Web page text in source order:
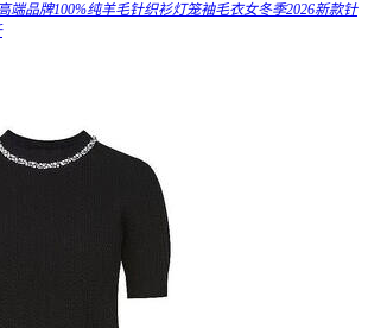
端品牌100%纯羊毛针织衫灯笼袖毛衣女冬季2026新款针